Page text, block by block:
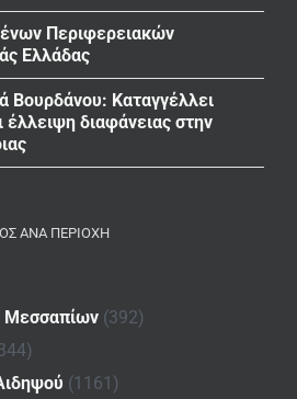
Περιφερειακών
Ελλάδας
Βουρδάνου: Καταγγέλλει
έλλειψη διαφάνειας στην
ΑΝΆ ΠΕΡΙΟΧΉ
(392)
(1161)